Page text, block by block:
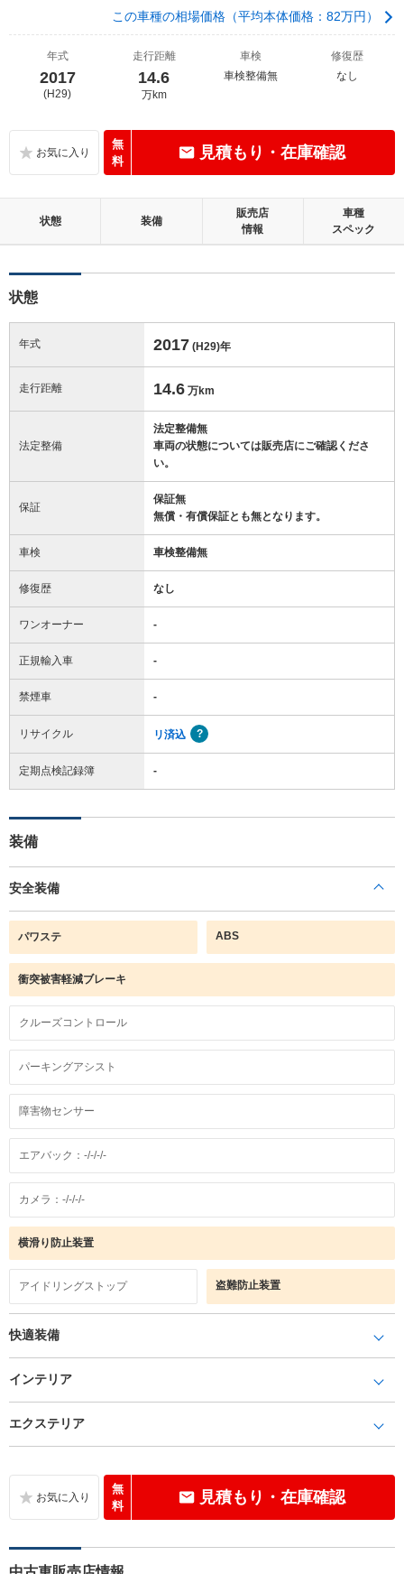
この車種の相場価格（平均本体価格：82万円）
年式
2017
(H29)
走行距離
14.6
万km
車検
車検整備無
修復歴
なし
無
料
見積もり・在庫確認
状態 装備
販売店
情報
車種
スペック
状態
年式 2017 (H29)年
走行距離 14.6 万km
法定整備
法定整備無
車両の状態については販売店にご確認くださ
い。
保証
保証無
無償・有償保証とも無となります。
車検 車検整備無
修復歴 なし
ワンオーナー -
正規輸入車 -
禁煙車 -
リサイクル リ済込
定期点検記録簿 -
装備
安全装備
パワステ ABS
衝突被害軽減ブレーキ
クルーズコントロール
パーキングアシスト
障害物センサー
エアバック：-/-/-/-
カメラ：-/-/-/-
横滑り防止装置
アイドリングストップ 盗難防止装置
快適装備
インテリア
エクステリア
無
料
見積もり・在庫確認